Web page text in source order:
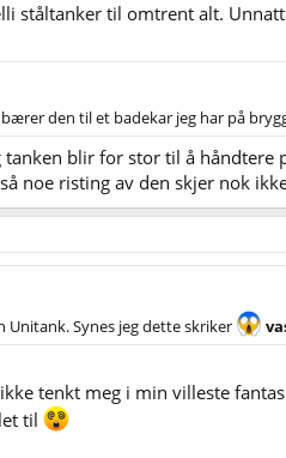
ståltanker til omtrent alt.
den til et badekar jeg har på
blir for stor til å håndtere
noe risting av den skjer nok
Unitank. Synes jeg dette skriker
tenkt meg i min villeste
til